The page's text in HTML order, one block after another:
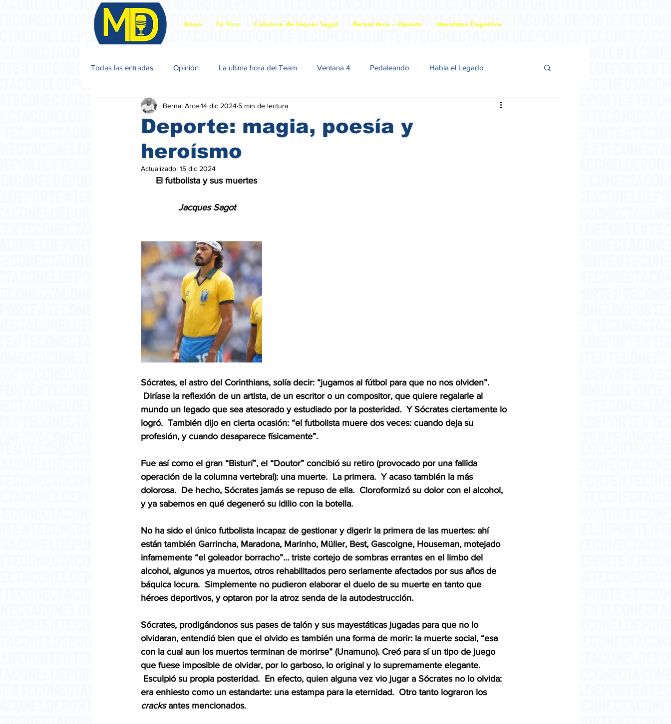
Inicio En Vivo Columna de Jaques Sagot Bernal Arce - Opinión Meridiano Deportivo
Todas las entradas Opinión La ultima hora del Team Ventana 4 Pedaleando Habla el Legado
Jacques Sagot
Deporte: magia, poesía y
heroísmo
Bernal Arce14 dic 2024 5 min de lectura
Actualizado: 15 dic 2024
      El futbolista y sus muertes
               Jacques Sagot
Sócrates, el astro del Corinthians, solía decir: “jugamos al fútbol para que no nos olviden”.
Diríase la reflexión de un artista, de un escritor o un compositor, que quiere regalarle al
mundo un legado que sea atesorado y estudiado por la posteridad.  Y Sócrates ciertamente lo
logró.  También dijo en cierta ocasión: “el futbolista muere dos veces: cuando deja su
profesión, y cuando desaparece físicamente”.
Fue así como el gran “Bisturí”, el “Doutor” concibió su retiro (provocado por una fallida
operación de la columna vertebral): una muerte.  La primera.  Y acaso también la más
dolorosa.  De hecho, Sócrates jamás se repuso de ella.  Cloroformizó su dolor con el alcohol,
y ya sabemos en qué degeneró su idilio con la botella.
No ha sido el único futbolista incapaz de gestionar y digerir la primera de las muertes: ahí
están también Garrincha, Maradona, Marinho, Müller, Best, Gascoigne, Houseman, motejado
infamemente “el goleador borracho”… triste cortejo de sombras errantes en el limbo del
alcohol, algunos ya muertos, otros rehabilitados pero seriamente afectados por sus años de
báquica locura.  Simplemente no pudieron elaborar el duelo de su muerte en tanto que
héroes deportivos, y optaron por la atroz senda de la autodestrucción.
Sócrates, prodigándonos sus pases de talón y sus mayestáticas jugadas para que no lo
olvidaran, entendió bien que el olvido es también una forma de morir: la muerte social, “esa
con la cual aun los muertos terminan de morirse” (Unamuno). Creó para sí un tipo de juego
que fuese imposible de olvidar, por lo garboso, lo original y lo supremamente elegante.
Esculpió su propia posteridad.  En efecto, quien alguna vez vio jugar a Sócrates no lo olvida:
era enhiesto como un estandarte: una estampa para la eternidad.  Otro tanto lograron los
cracks antes mencionados.